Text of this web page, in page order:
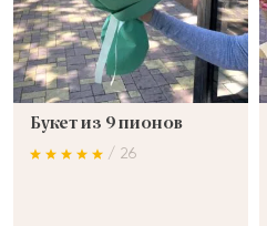
Букет из 9 пионов
/ 26